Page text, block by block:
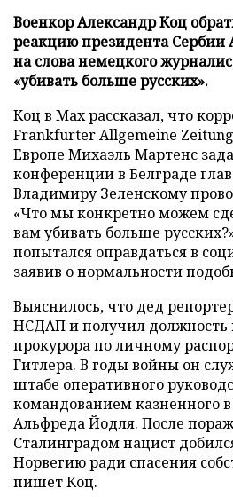
Военкор Александр Коц
реакцию президента Сербии
на слова немецкого
«убивать больше русских».
Коц в Махрассказал, что
Frankfurter Allgemeine
Европе Михаэль Мартенс
конференции в Белграде
Владимиру Зеленскому
«Что мы конкретно можем
вам убивать больше
попытался оправдаться в
заявив о нормальности
Выяснилось, что дед
НСДАП и получил должность
прокурора по личному
Гитлера. В годы войны он
штабе оперативного
командованием казненного
Альфреда Йодля. После
Сталинградом нацист
Норвегию ради спасения
пишет Коц.